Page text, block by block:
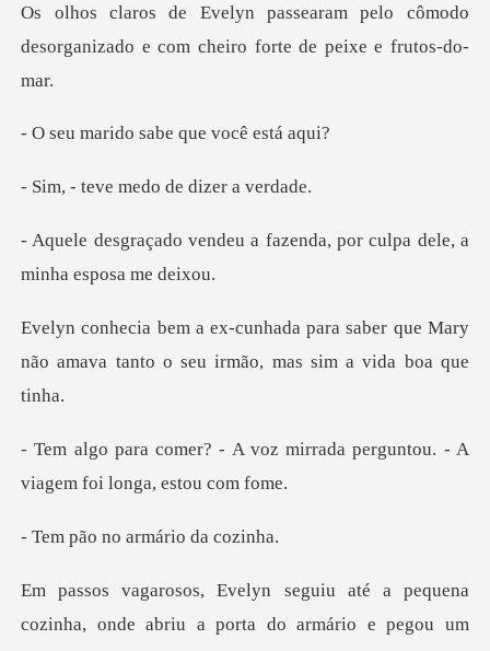
Os olhos claros de Evelyn passearam pelo cômodo
deso
o sabe que vo
e medo de di
a fazenda, por culpa dele
saber que Mary
não amava tanto o seu
z mirrada perguntou. - A
viag
no armário
pegou um